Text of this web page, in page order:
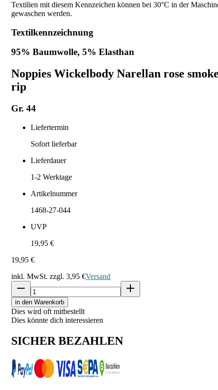
Textilien mit diesem Kennzeichen können bei 30°C in der
gewaschen werden.
Textilkennzeichnung
95% Baumwolle, 5% Elasthan
Noppies Wickelbody Narellan rose
rip
Gr. 44
Liefertermin
Sofort lieferbar
Lieferdauer
1-2 Werktage
Artikelnummer
1468-27-044
UVP
19,95 €
19,95 €
inkl. MwSt. zzgl. 3,95 €Versand
in den Warenkorb
Dies wird oft mitbestellt
Dies könnte dich interessieren
SICHER BEZAHLEN